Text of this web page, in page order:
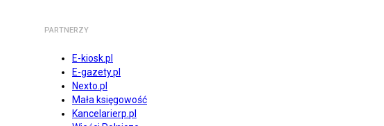
PARTNERZY
E-kiosk.pl
E-gazety.pl
Nexto.pl
Mała księgowość
Kancelarierp.pl